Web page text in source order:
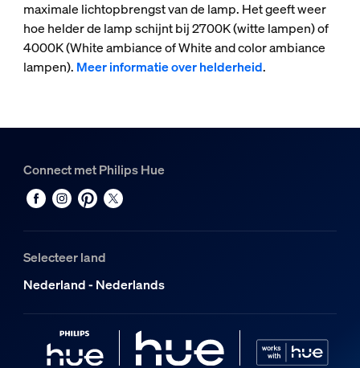
maximale lichtopbrengst van de lamp. Het geeft weer
hoe helder de lamp schijnt bij 2700K (witte lampen) of
4000K (White ambiance of White and color ambiance
lampen). Meer informatie over helderheid.
Connect met Philips Hue
Selecteer land
Nederland - Nederlands